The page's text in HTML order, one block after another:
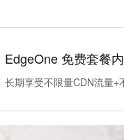
EdgeOne 免费套餐
长期享受不限量CDN流量+